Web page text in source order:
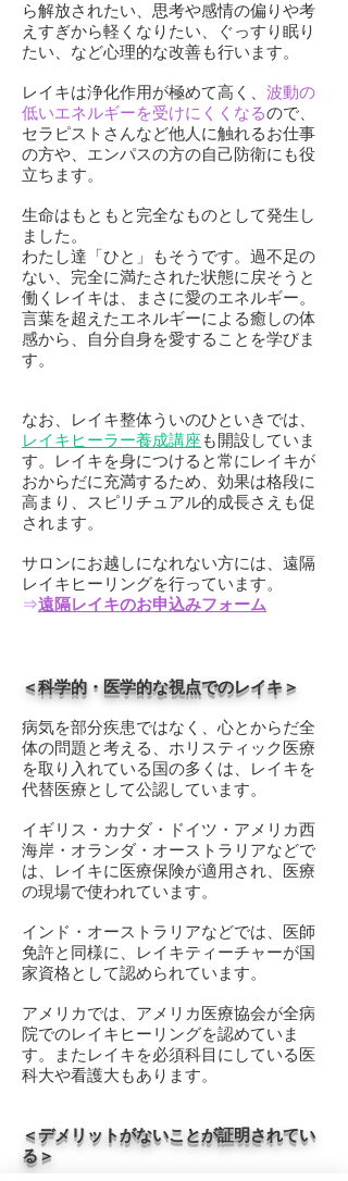
ら解放されたい、思考や感情の偏りや考
えすぎから軽くなりたい、ぐっすり眠り
たい、など心理的な改善も行います。
レイキは浄化作用が極めて高く、 波動の
低いエネルギーを受けにくくなるので、
セラピストさんなど他人に触れるお仕事
の方や、エンパスの方の自己防衛にも役
立ちます。
生命はもともと完全なものとして発生し
ました。
わたし達「ひと」もそうです。過不足の
ない、完全に満たされた状態に戻そうと
働くレイキは、まさに愛のエネルギー。
言葉を超えたエネルギーによる癒しの体
感から、自分自身を愛することを学びま
す。
なお、レイキ整体ういのひといきでは、
レイキヒーラー養成講座 も開設していま
す。レイキを身につけると常にレイキが
おからだに充満するため、効果は格段に
高まり、スピリチュアル的成長さえも促
されます。
サロンにお越しになれない方には、遠隔
レイキヒーリングを行っています。
⇒遠隔レイキのお申込みフォーム
＜科学的・医学的な視点でのレイキ＞
病気を部分疾患ではなく、心とからだ全
体の問題と考える、ホリスティック医療
を取り入れている国の多くは、レイキを
代替医療として公認しています。
イギリス・カナダ・ドイツ・アメリカ西
海岸・オランダ・オーストラリアなどで
は、レイキに医療保険が適用され、医療
の現場で使われています。
インド・オーストラリアなどでは、医師
免許と同様に、レイキティーチャーが国
家資格として認められています。
アメリカでは、アメリカ医療協会が全病
院でのレイキヒーリングを認めていま
す。またレイキを必須科目にしている医
科大や看護大もあります。
＜デメリットがないことが証明されてい
る＞